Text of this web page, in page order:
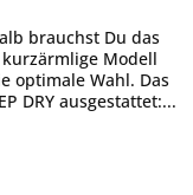
brauchst Du das
Modell
optimale Wahl. Das
DRY ausgestattet:...